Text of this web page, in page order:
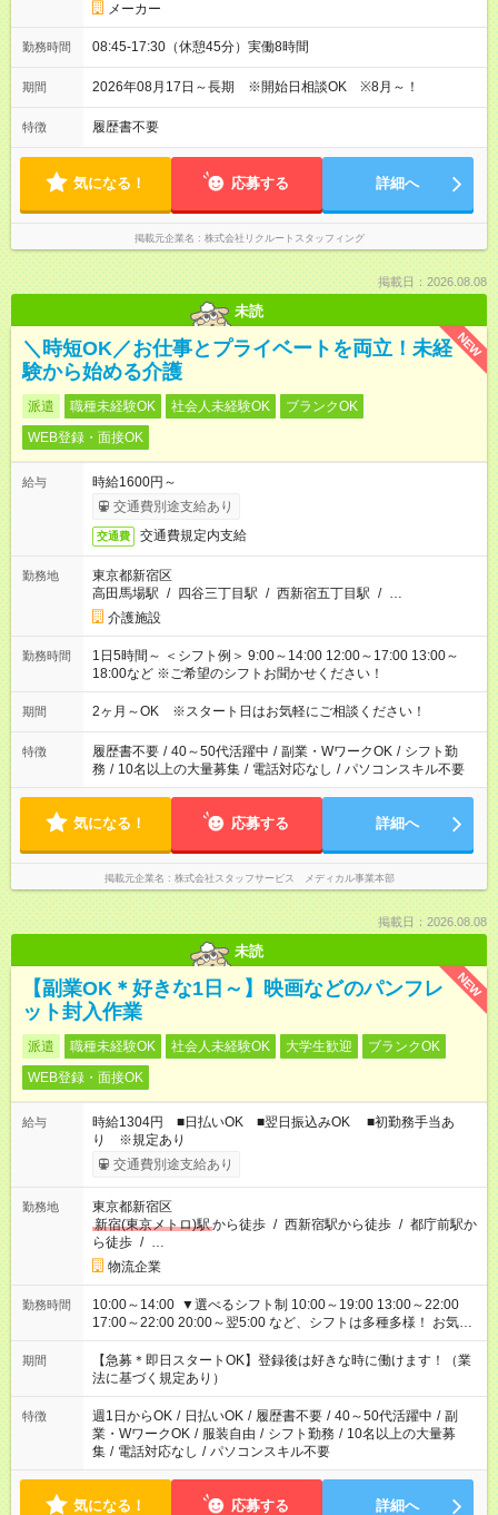
メーカー
勤務時間 08:45-17:30（休憩45分）実働8時間
期間 2026年08月17日～長期 ※開始日相談OK ※8月～！
特徴 履歴書不要
気になる！ 応募する 詳細へ
掲載元企業名 株式会社リクルートスタッフィング
掲載日：2026.08.08
未読
NEW
＼時短OK／お仕事とプライベートを両立！未経
験から始める介護
派遣 職種未経験OK 社会人未経験OK
ブランクOK
WEB登録・面接OK
給与
時給1600円～
交通費別途支給あり
交通費 交通費規定内支給
勤務地
東京都新宿区
高田馬場駅 / 四谷三丁目駅 / 西新宿五丁目駅 / …
介護施設
勤務時間
1日5時間～ ＜シフト例＞ 9:00～14:00 12:00～17:00 13:00～
18:00など ※ご希望のシフトお聞かせください！
期間 2ヶ月～OK ※スタート日はお気軽にご相談ください！
特徴 履歴書不要 / 40～50代活躍中 / 副業・WワークOK / シフト勤
務 / 10名以上の大量募集 / 電話対応なし / パソコンスキル不要
気になる！ 応募する 詳細へ
掲載元企業名 株式会社スタッフサービス メディカル事業本部
掲載日：2026.08.08
未読
NEW
【副業OK＊好きな1日～】映画などのパンフレ
ット封入作業
派遣 職種未経験OK 社会人未経験OK 大学生歓迎
ブランクOK
WEB登録・面接OK
給与
時給1304円 ■日払いOK ■翌日振込みOK ■初勤務手当あ
り ※規定あり
交通費別途支給あり
勤務地
東京都新宿区
新宿(東京メトロ)駅から徒歩 / 西新宿駅から徒歩 / 都庁前駅か
ら徒歩 / …
物流企業
勤務時間
10:00～14:00 ▼選べるシフト制 10:00～19:00 13:00～22:00
17:00～22:00 20:00～翌5:00 など、シフトは多種多様！ お気軽
にご相談ください！
期間
【急募＊即日スタートOK】登録後は好きな時に働けます！（業
法に基づく規定あり）
特徴 週1日からOK / 日払いOK / 履歴書不要 / 40～50代活躍中 / 副
業・WワークOK / 服装自由 / シフト勤務 / 10名以上の大量募
集 / 電話対応なし / パソコンスキル不要
気になる！ 応募する 詳細へ